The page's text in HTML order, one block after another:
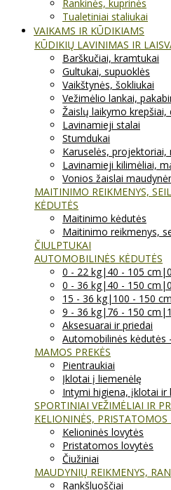
Rankinės, kuprinės
Tualetiniai staliukai
VAIKAMS IR KŪDIKIAMS
KŪDIKIŲ LAVINIMAS IR
Barškučiai, kramtukai
Gultukai, supuoklės
Vaikštynės, šokliukai
Vežimėlio lankai,
Žaislų laikymo krepšiai,
Lavinamieji stalai
Stumdukai
Karuselės, projektoriai,
Lavinamieji kilimėliai,
Vonios žaislai
MAITINIMO REIKMENYS,
KĖDUTĖS
Maitinimo kėdutės
Maitinimo reikmenys,
ČIULPTUKAI
AUTOMOBILINĖS KĖDUTĖS
0 - 22 kg|40 - 105
0 - 36 kg|40 - 150
15 - 36 kg|100 - 150
9 - 36 kg|76 - 150
Aksesuarai ir priedai
Automobilinės kėdutės
MAMOS PREKĖS
Pientraukiai
Įklotai į liemenėlę
Intymi higiena, įklotai ir
SPORTINIAI VEŽIMĖLIAI IR
KELIONINĖS, PRISTATOMOS
Kelioninės lovytės
Pristatomos lovytės
Čiužiniai
MAUDYNIŲ REIKMENYS,
Rankšluoščiai